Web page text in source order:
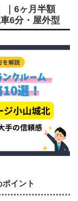
｜6ヶ月半額
6分・屋外型
イント